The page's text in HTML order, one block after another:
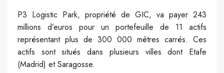
P3 Logistic Park, propriété de GIC, va payer 243
millions d’euros pour un portefeuille de 11 actifs
représentant plus de 300 000 mètres carrés. Ces
actifs sont situés dans plusieurs villes dont Etafe
(Madrid) et Saragosse.